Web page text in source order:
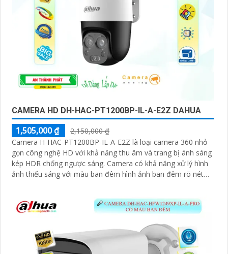
CAMERA HD DH-HAC-PT1200BP-IL-A-E2Z DAHUA
1,505,000 ₫
2,150,000 ₫
Camera H-HAC-PT1200BP-IL-A-E2Z là loại camera 360 nhỏ
gọn công nghệ HD với khả năng thu âm và trang bị ánh sáng
kép HDR chống ngược sáng. Camera có khả năng xử lý hình
ảnh thiếu sáng với màu ban đêm hình ảnh ban đêm rõ nét